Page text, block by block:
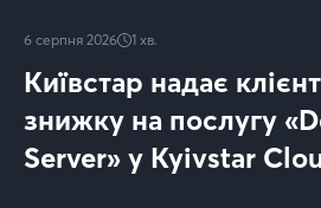
6 серпня 2026 1 хв.
Київстар надає
знижку на послугу
Server» у Kyivstar